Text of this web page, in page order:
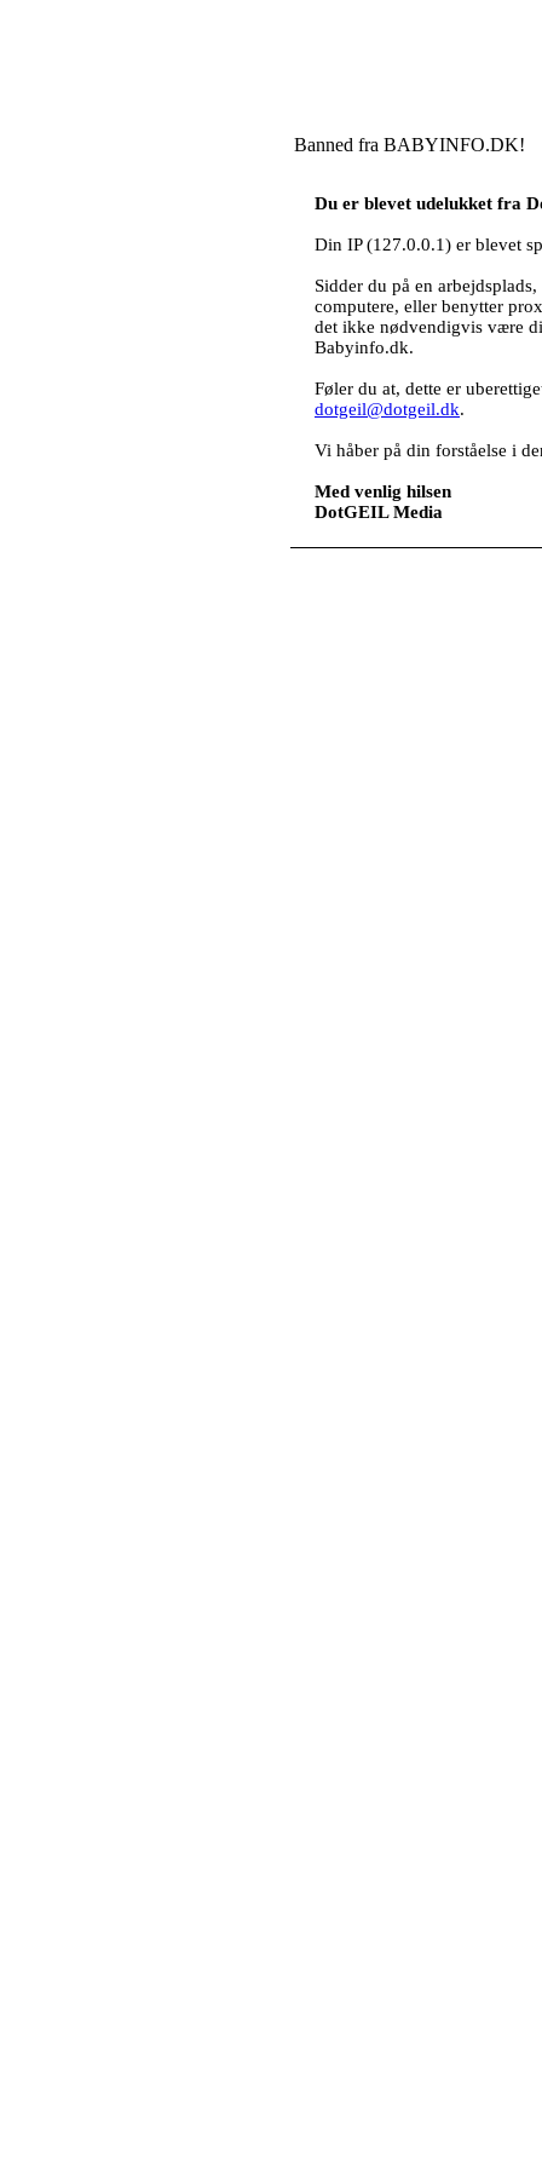
Banned fra BABYINFO.DK!
Du er blevet udelukket fra
Din IP (127.0.0.1) er blevet
Sidder du på en
computere, eller benytter
det ikke nødvendigvis være
Babyinfo.dk.
Føler du at, dette er
dotgeil@dotgeil.dk.
Vi håber på din forståelse i
Med venlig hilsen
DotGEIL Media